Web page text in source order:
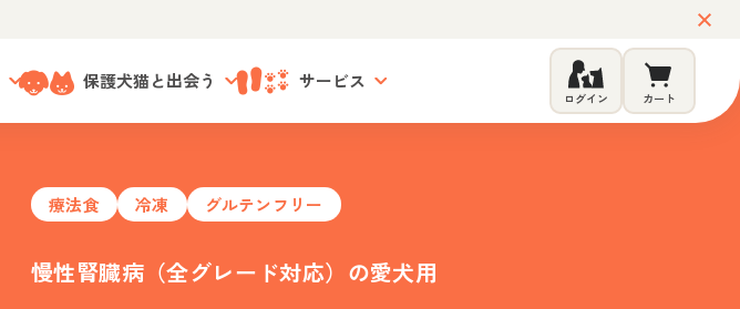
保護犬猫と出会う サービス
ログイン カート
療法食 冷凍 グルテンフリー
慢性腎臓病（全グレード対応）の愛犬用